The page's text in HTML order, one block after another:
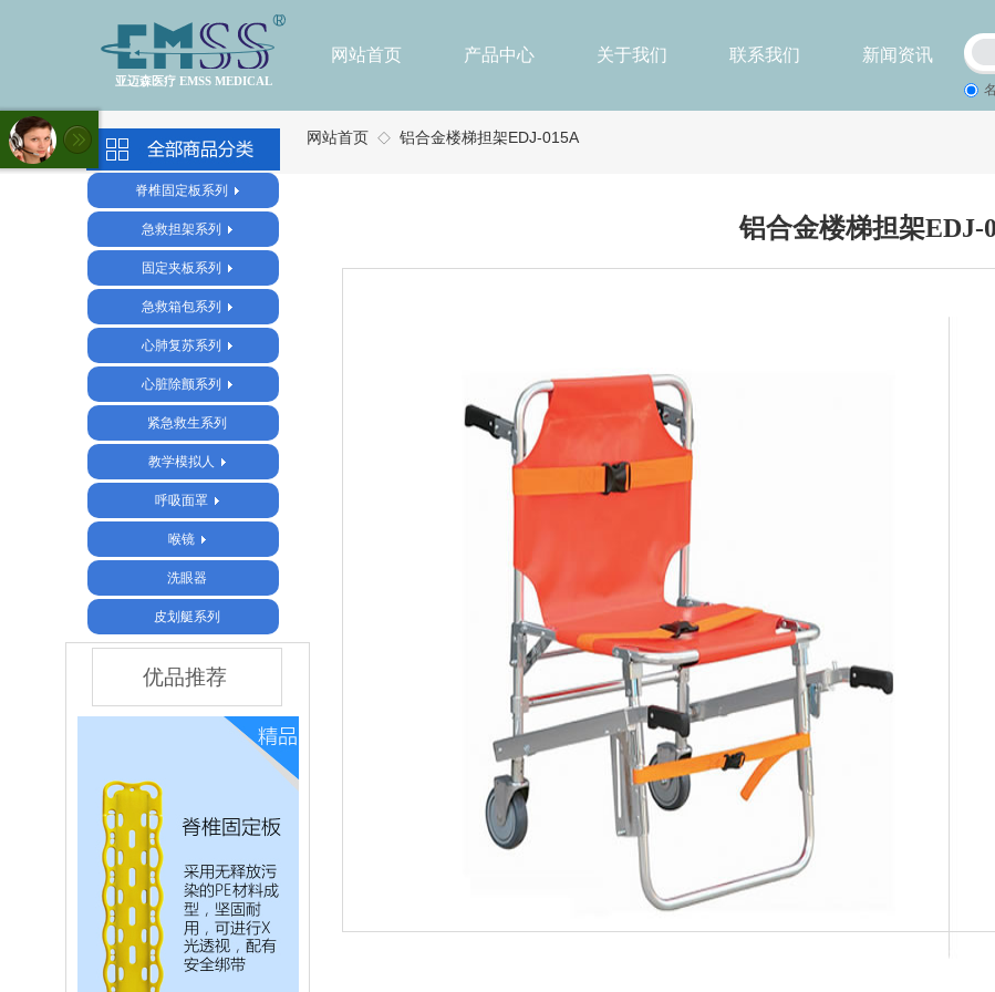
网站首页 ◇ 铝合金楼梯担架EDJ-015A
脊椎固定板系列
急救担架系列
固定夹板系列
急救箱包系列
心肺复苏系列
心脏除颤系列
紧急救生系列
教学模拟人
呼吸面罩
喉镜
洗眼器
皮划艇系列
铝合金楼梯担架EDJ-
优品推荐
亚迈森医疗 EMSS MEDICAL
网站首页 产品中心 关于我们 联系我们 新闻资讯